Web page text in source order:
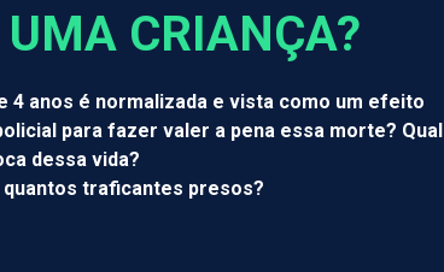
CRIANÇA?
4 anos é normalizada e vista como um efeito
para fazer valer a pena essa morte? Qual
dessa vida?
traficantes presos?